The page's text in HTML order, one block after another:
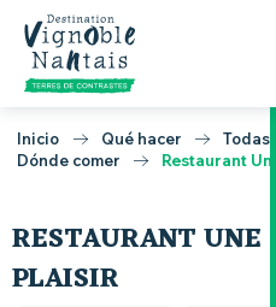
Aller
contenu
principal
Inicio Qué hacer
Todas
Dónde comer
Restaurant
RESTAURANT UNE
PLAISIR